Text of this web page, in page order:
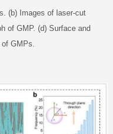
Images of laser-cut
of GMP. (d) Surface and
GMPs.